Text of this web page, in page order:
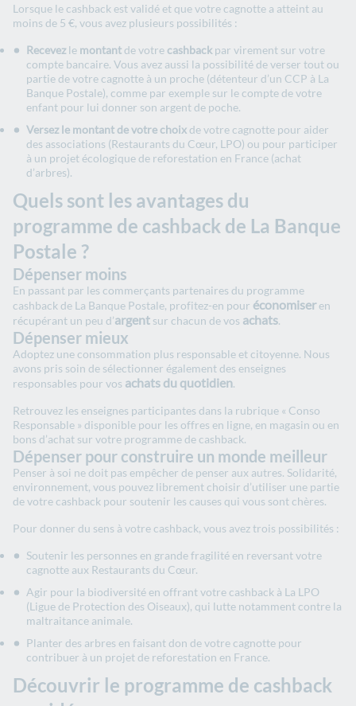
Lorsque le cashback est validé et que votre cagnotte a atteint au
moins de 5 €, vous avez plusieurs possibilités :
Recevez le montantde votre cashback par virement sur votre
compte bancaire. Vous avez aussi la possibilité de verser tout ou
partie de votre cagnotte à un proche (détenteur d’un CCP à La
Banque Postale), comme par exemple sur le compte de votre
enfant pour lui donner son argent de poche.
Versez le montant de votre choixde votre cagnotte pour aider
des associations (Restaurants du Cœur, LPO) ou pour participer
à un projet écologique de reforestation en France (achat
d’arbres).
Quels sont les avantages du
programme de cashback de La Banque
Postale ?
Dépenser moins
En passant par les commerçants partenaires du programme
cashback de La Banque Postale, profitez-en pour économiseren
récupérant un peu d’argent sur chacun de vos achats.
Dépenser mieux
Adoptez une consommation plus responsable et citoyenne. Nous
avons pris soin de sélectionner également des enseignes
responsables pour vos achats du quotidien.
Retrouvez les enseignes participantes dans la rubrique « Conso
Responsable » disponible pour les offres en ligne, en magasin ou en
bons d’achat sur votre programme de cashback.
Dépenser pour construire un monde meilleur
Penser à soi ne doit pas empêcher de penser aux autres. Solidarité,
environnement, vous pouvez librement choisir d’utiliser une partie
de votre cashback pour soutenir les causes qui vous sont chères.
Pour donner du sens à votre cashback, vous avez trois possibilités :
Soutenir les personnes en grande fragilité en reversant votre
cagnotte aux Restaurants du Cœur.
Agir pour la biodiversité en offrant votre cashback à La LPO
(Ligue de Protection des Oiseaux), qui lutte notamment contre la
maltraitance animale.
Planter des arbres en faisant don de votre cagnotte pour
contribuer à un projet de reforestation en France.
Découvrir le programme de cashback